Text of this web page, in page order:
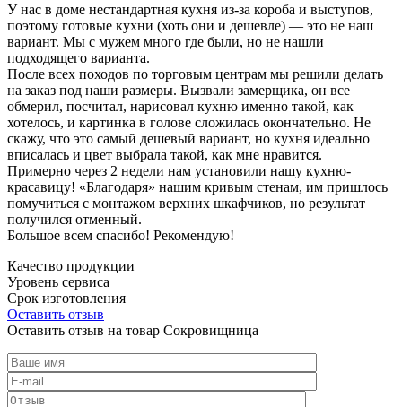
У нас в доме нестандартная кухня из-за короба и выступов,
поэтому готовые кухни (хоть они и дешевле) — это не наш
вариант. Мы с мужем много где были, но не нашли
подходящего варианта.
После всех походов по торговым центрам мы решили делать
на заказ под наши размеры. Вызвали замерщика, он все
обмерил, посчитал, нарисовал кухню именно такой, как
хотелось, и картинка в голове сложилась окончательно. Не
скажу, что это самый дешевый вариант, но кухня идеально
вписалась и цвет выбрала такой, как мне нравится.
Примерно через 2 недели нам установили нашу кухню-
красавицу! «Благодаря» нашим кривым стенам, им пришлось
помучиться с монтажом верхних шкафчиков, но результат
получился отменный.
Большое всем спасибо! Рекомендую!
Качество продукции
Уровень сервиса
Срок изготовления
Оставить отзыв
Оставить отзыв на товар Сокровищница